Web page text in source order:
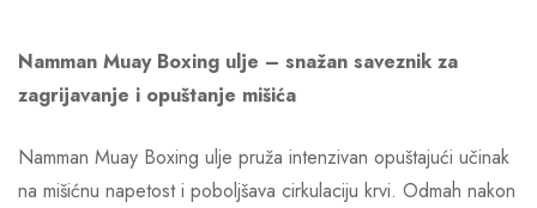
Namman Muay Boxing ulje – snažan saveznik za
zagrijavanje i opuštanje mišića
Namman Muay Boxing ulje pruža intenzivan opuštajući učinak
na mišićnu napetost i poboljšava cirkulaciju krvi. Odmah nakon